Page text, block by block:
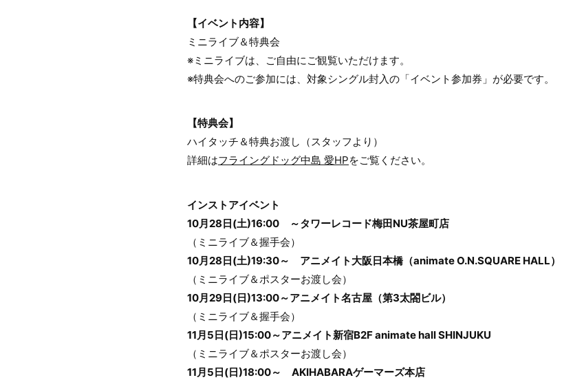
【イベント内容】
ミニライブ＆特典会
※ミニライブは、ご自由にご観覧いただけます。
※特典会へのご参加には、対象シングル封入の「イベント参加券」が必要です。
【特典会】
ハイタッチ＆特典お渡し（スタッフより）
詳細はフライングドッグ中島 愛HPをご覧ください。
インストアイベント
10月28日(土)16:00 ～タワーレコード梅田NU茶屋町店
（ミニライブ＆握手会）
10月28日(土)19:30～ アニメイト大阪日本橋（animate O.N.SQUARE HALL）
（ミニライブ＆ポスターお渡し会）
10月29日(日)13:00～アニメイト名古屋（第3太閤ビル）
（ミニライブ＆握手会）
11月5日(日)15:00～アニメイト新宿B2F animate hall SHINJUKU
（ミニライブ＆ポスターお渡し会）
11月5日(日)18:00～ AKIHABARAゲーマーズ本店